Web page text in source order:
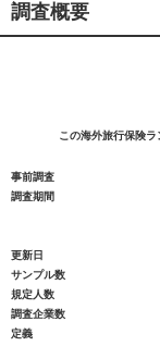
調査概要
この海外旅行保険ラ
事前調査
調査期間
更新日
サンプル数
規定人数
調査企業数
定義